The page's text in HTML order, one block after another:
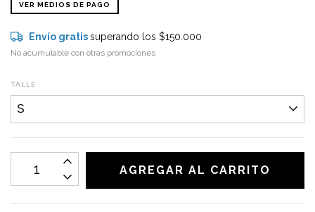
VER MEDIOS DE PAGO
Envío gratissuperando los $150.000
No acumulable con otras promociones
TALLE